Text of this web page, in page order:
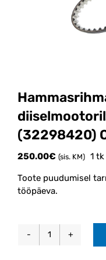
(32298420)
250.00€ (sis. KM) 1
Toote puudumisel
tööpäeva.
Hammasrihma